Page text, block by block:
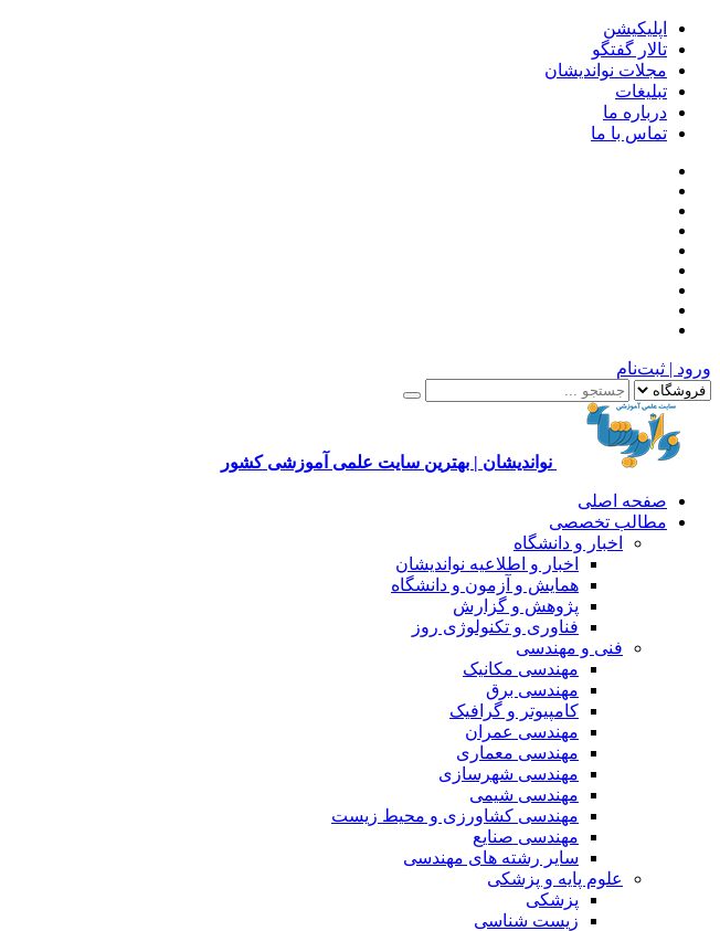
اپلیکیشن
تالار گفتگو
مجلات نواندیشان
تبلیغات
درباره ما
تماس با ما
ورود | ثبت‌نام
نواندیشان | بهترین سایت علمی آموزشی کشور
صفحه اصلی
مطالب تخصصی
اخبار و دانشگاه
اخبار و اطلاعیه نواندیشان
همایش و آزمون و دانشگاه
پژوهش و گزارش
فناوری و تکنولوژی روز
فنی و مهندسی
مهندسی مکانیک
مهندسی برق
کامپیوتر و گرافیک
مهندسی عمران
مهندسی معماری
مهندسی شهرسازی
مهندسی شیمی
مهندسی کشاورزی و محیط زیست
مهندسی صنایع
سایر رشته های مهندسی
علوم پایه و پزشکی
پزشکی
زیست شناسی